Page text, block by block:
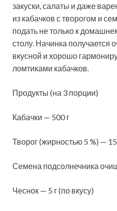
закуски, салаты и даже
из кабачков с творогом и
подать не только к
столу. Начинка получается
вкусной и хорошо
ломтиками кабачков.
Продукты (на 3 порции)
Кабачки — 500 г
Творог (жирностью 5 %) —
Семена подсолнечника
Чеснок — 5 г (по вкусу)